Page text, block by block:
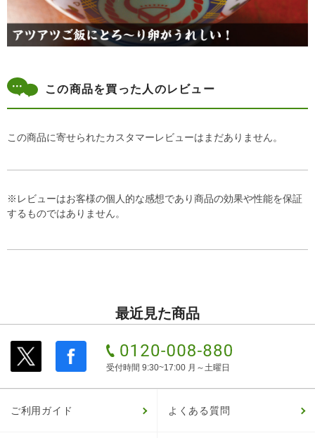
この商品を買った人のレビュー
この商品に寄せられたカスタマーレビューはまだありません。
※レビューはお客様の個人的な感想であり商品の効果や性能を保証
するものではありません。
最近見た商品
受付時間 9:30~17:00 月～土曜日
ご利用ガイド よくある質問